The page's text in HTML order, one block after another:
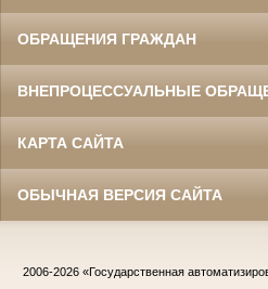
ОБРАЩЕНИЯ ГРАЖДАН
ВНЕПРОЦЕССУАЛЬНЫЕ
КАРТА САЙТА
ОБЫЧНАЯ ВЕРСИЯ САЙТА
2006-2026 «Государственная